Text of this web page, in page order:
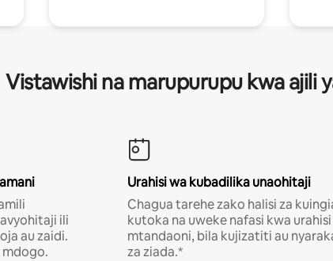
Vistawishi na marupurupu kwa ajili
ili
au zaidi.
mdogo.
Urahisi wa kubadilika unaohitaji
Chagua tarehe zako halisi za
kutoka na uweke nafasi kwa urahisi
mtandaoni, bila kujizatiti au
za ziada.*